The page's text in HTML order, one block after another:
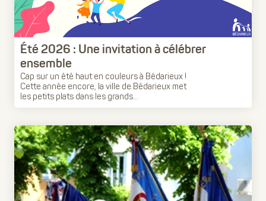
Été 2026 : Une invitation à célébrer
ensemble
Cap sur un été haut en couleurs à Bédarieux !
Cette année encore, la ville de Bédarieux met
les petits plats dans les grands...